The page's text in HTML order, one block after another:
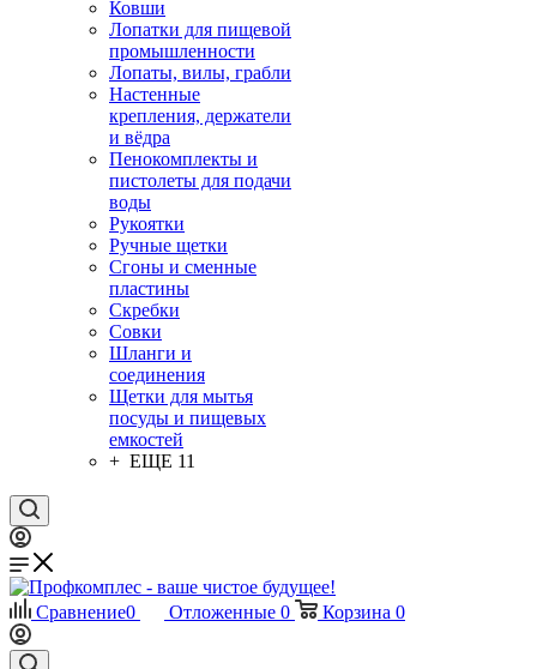
Ковши
Лопатки для пищевой
промышленности
Лопаты, вилы, грабли
Настенные
крепления, держатели
и вёдра
Пенокомплекты и
пистолеты для подачи
воды
Рукоятки
Ручные щетки
Сгоны и сменные
пластины
Скребки
Совки
Шланги и
соединения
Щетки для мытья
посуды и пищевых
емкостей
+ ЕЩЕ 11
Сравнение0 Отложенные 0 Корзина 0